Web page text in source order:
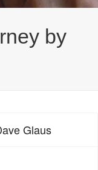
by
Glaus